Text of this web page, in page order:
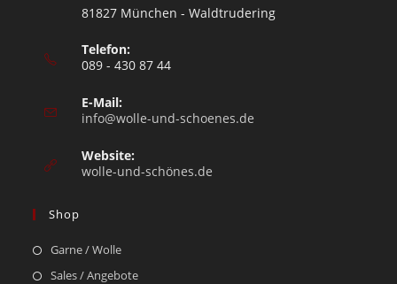
81827 München - Waldtrudering
Telefon:
089 - 430 87 44
E-Mail:
info@wolle-und-schoenes.de
Website:
wolle-und-schönes.de
Shop
Garne / Wolle
Sales / Angebote